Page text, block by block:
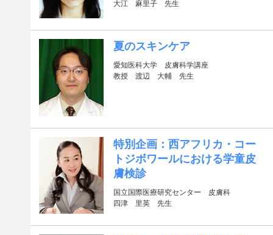
大江 麻里子 先生
夏のスキンケア
愛知医科大学 皮膚科学講座
教授 渡辺 大輔 先生
特別企画：西アフリカ・コー
トジボワールにおける学童皮
膚検診
国立国際医療研究センター 皮膚科
四津 里英 先生